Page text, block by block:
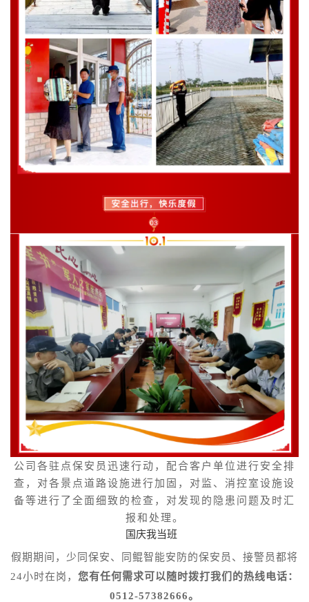
公司各驻点保安员迅速行动，配合客户单位进行安全排
查，对各景点道路设施进行加固，对监、消控室设施设
备等进行了全面细致的检查，对发现的隐患问题及时汇
报和处理。
国庆我当班
假期期间，少同保安、同鲲智能安防的保安员、接警员都将
24小时在岗， 您有任何需求可以随时拨打我们的热线电话：
0512-57382666。